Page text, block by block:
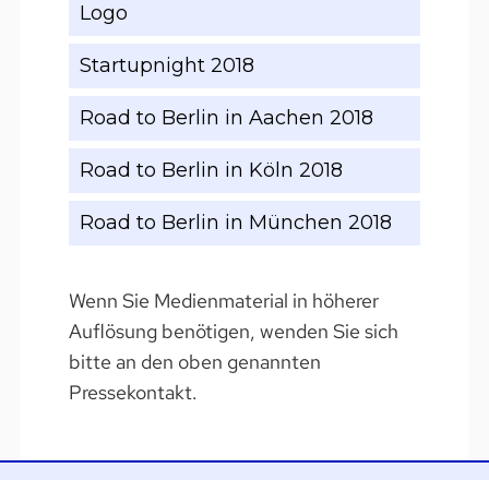
Logo
Startupnight 2018
Road to Berlin in Aachen 2018
Road to Berlin in Köln 2018
Road to Berlin in München 2018
Wenn Sie Medienmaterial in höherer
Auflösung benötigen, wenden Sie sich
bitte an den oben genannten
Pressekontakt.